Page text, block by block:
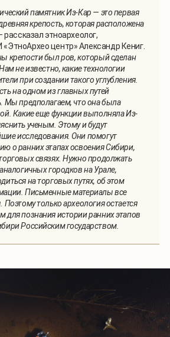
памятник Из-Кар — это первая
крепость, которая расположена
рассказал этноархеолог,
центр» Александр Кениг.
крепости был ров, который сделан
не известно, какие технологии
при создании такого углубления.
на одном из главных путей
Мы предполагаем, что она была
Какие еще функции выполняла Из-
ученым. Этому и будут
исследования. Они помогут
о ранних этапах освоения Сибири,
связях. Нужно продолжать
городков на Урале,
на торговых путях, об этом
Письменные материалы все
только археология остается
для познания истории ранних этапов
Российским государством.